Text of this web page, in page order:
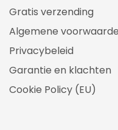
Gratis verzending
Algemene
Privacybeleid
Garantie en klachten
Cookie Policy (EU)